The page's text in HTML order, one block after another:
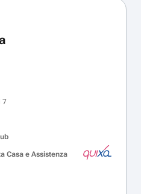
7
Casa e Assistenza